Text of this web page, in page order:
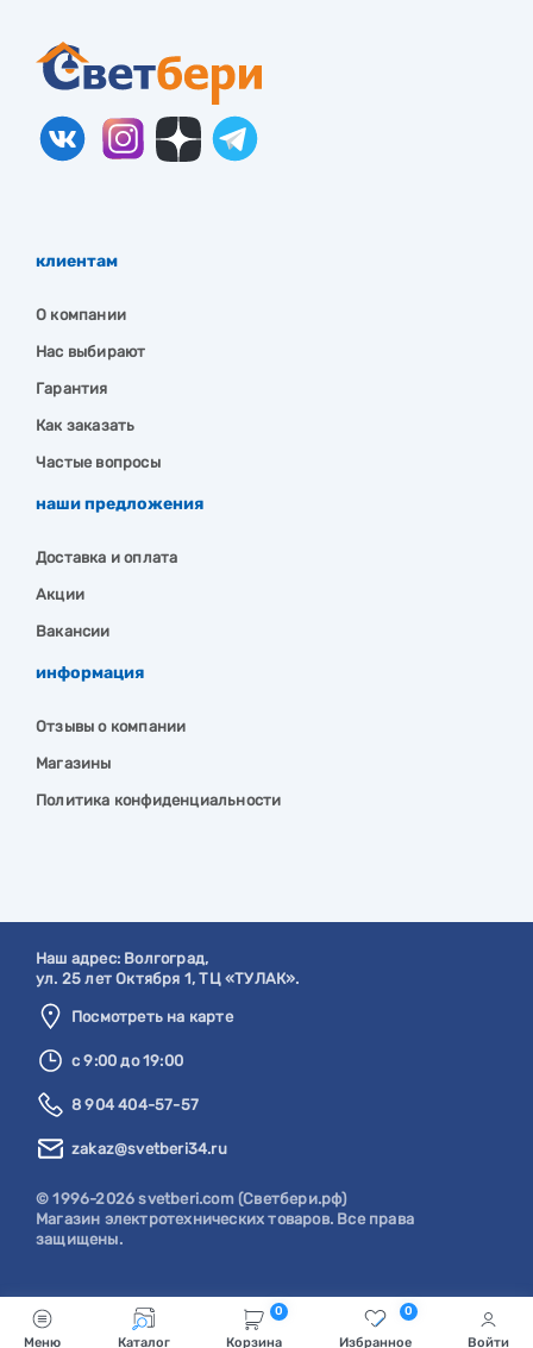
Меню Каталог Корзина
0
Избранное
0
Войти
клиентам
О компании
Нас выбирают
Гарантия
Как заказать
Частые вопросы
наши предложения
Доставка и оплата
Акции
Вакансии
информация
Отзывы о компании
Магазины
Политика конфиденциальности
Наш адрес: Волгоград,
ул. 25 лет Октября 1, ТЦ «ТУЛАК».
Посмотреть на карте
с 9:00 до 19:00
8 904 404-57-57
zakaz@svetberi34.ru
© 1996-2026 svetberi.com (Светбери.рф)
Магазин электротехнических товаров. Все права
защищены.